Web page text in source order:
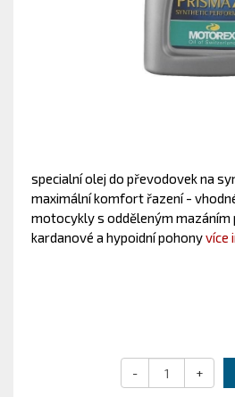
specialní olej do převodovek na
maximální komfort řazení -
motocykly s odděleným mazáním
kardanové a hypoidní pohonyvíce
- +